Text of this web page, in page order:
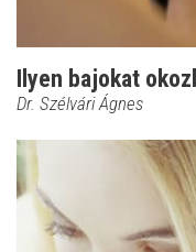
Ilyen bajokat
Dr. Szélvári Ágnes